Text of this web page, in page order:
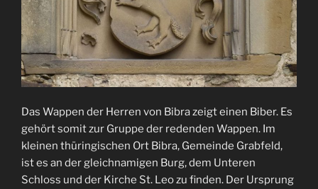
Das Wappen der Herren von Bibra zeigt einen Biber. Es
gehört somit zur Gruppe der redenden Wappen. Im
kleinen thüringischen Ort Bibra, Gemeinde Grabfeld,
ist es an der gleichnamigen Burg, dem Unteren
Schloss und der Kirche St. Leo zu finden. Der Ursprung